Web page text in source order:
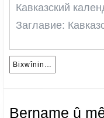
Кавказский
Заглавие:
Bixwînin…
Bername û